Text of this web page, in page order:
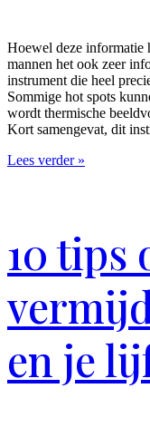
Hoewel deze informatie
mannen het ook zeer
instrument die heel
Sommige hot spots
wordt thermische
Kort samengevat, dit
Lees verder »
10 tips
en je